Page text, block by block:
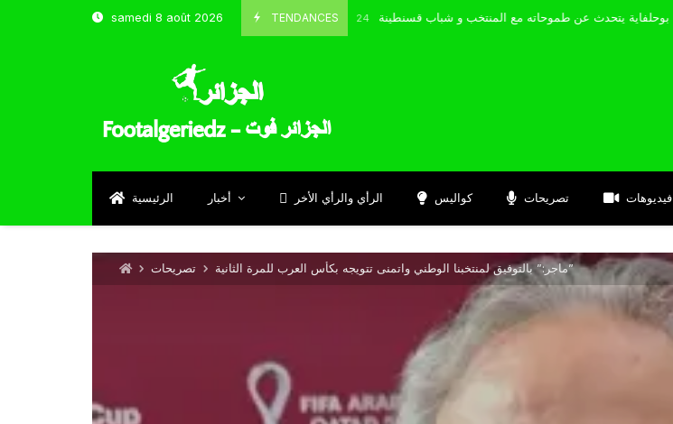
samedi 8 août 2026 TENDANCES
Octobre 8, 2024 الحارس بوحلفاية يتحدث عن طموحاته مع المنتخب و شباب قسنطينة
الرئيسية أخبار الرأي والرأي الأخر كواليس تصريحات فيديوهات
تصريحات ماجر:” بالتوفيق لمنتخبنا الوطني واتمنى تتويجه بكأس العرب للمرة الثانية”